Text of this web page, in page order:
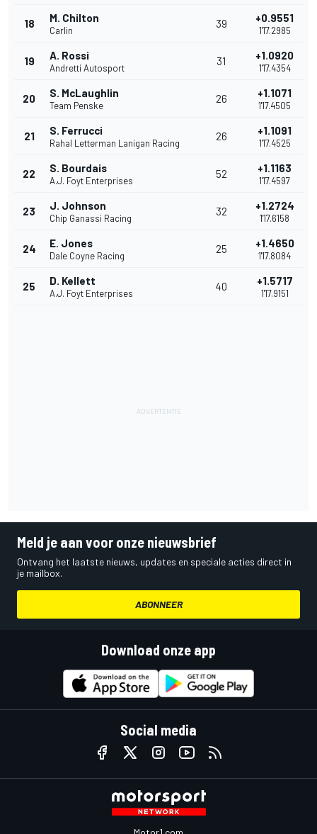
18 M. Chilton
Carlin
39 +0.9551
1'17.2985
19 A. Rossi
Andretti Autosport
31 +1.0920
1'17.4354
20 S. McLaughlin
Team Penske
26 +1.1071
1'17.4505
21 S. Ferrucci
Rahal Letterman Lanigan Racing
26 +1.1091
1'17.4525
22 S. Bourdais
A.J. Foyt Enterprises
52 +1.1163
1'17.4597
23 J. Johnson
Chip Ganassi Racing
32 +1.2724
1'17.6158
24 E. Jones
Dale Coyne Racing
25 +1.4650
1'17.8084
25 D. Kellett
A.J. Foyt Enterprises
40 +1.5717
1'17.9151
Meld je aan voor onze nieuwsbrief
Ontvang het laatste nieuws, updates en speciale acties direct in
je mailbox.
ABONNEER
Download onze app
Social media